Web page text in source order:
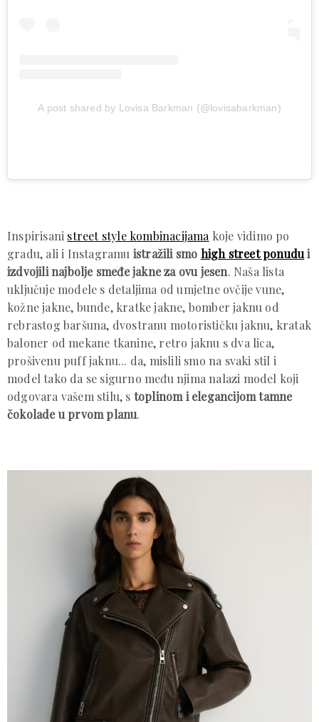
A post shared by Lovisa Barkman (@lovisabarkman)
Inspirisani street style kombinacijama koje vidimo po
gradu, ali i Instagramu istražili smo high street ponudui
izdvojili najbolje smeđe jakne za ovu jesen. Naša lista
uključuje modele s detaljima od umjetne ovčije vune,
kožne jakne, bunde, kratke jakne, bomber jaknu od
rebrastog baršuna, dvostranu motorističku jaknu, kratak
baloner od mekane tkanine, retro jaknu s dva lica,
prošivenu puff jaknu... da, mislili smo na svaki stil i
model tako da se sigurno među njima nalazi model koji
odgovara vašem stilu, s toplinom i elegancijom tamne
čokolade u prvom planu.